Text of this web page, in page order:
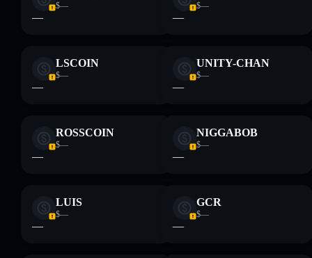
$—
—
$—
—
LSCOIN
$—
—
UNITY-CHAN
$—
—
ROSSCOIN
$—
—
NIGGABOB
$—
—
LUIS
$—
—
GCR
$—
—